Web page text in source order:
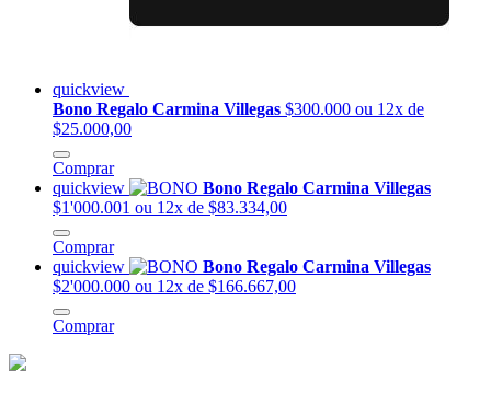
quickview
Bono Regalo Carmina Villegas $300.000 ou 12x de
$25.000,00
Comprar
quickview
Bono Regalo Carmina Villegas
$1'000.001 ou 12x de $83.334,00
Comprar
quickview
Bono Regalo Carmina Villegas
$2'000.000 ou 12x de $166.667,00
Comprar